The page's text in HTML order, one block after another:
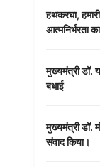
हथकरघा,
आत्मनिर्भरता
मुख्यमंत्री डॉ.
बधाई
मुख्यमंत्री डॉ.
संवाद किया।